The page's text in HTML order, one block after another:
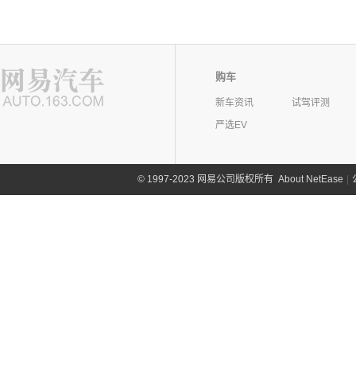
购车
新车资讯
试驾评测
严选EV
©1997-2023 网易公司版权所有 About NetEase